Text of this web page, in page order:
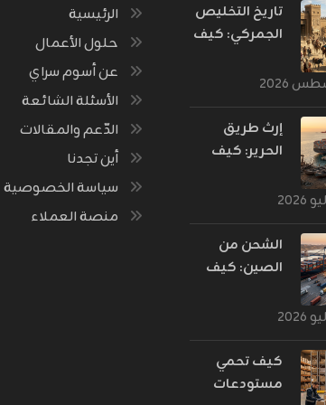
تاريخ التخليص
الجمركي: كيف
حراسة الثروات
عبر الحدود؟
إرث طريق
الحرير: كيف
التجارة القديمة
إلى أسطول
يغذي العالم؟
الشحن من
الصين: كيف
الشرق إلى
الشريان
اللوجستي
للتجارة
كيف تحمي
مستودعات
الرئيسية
حلول الأعمال
عن أسوم سراي
الأسئلة الشائعة
الدّعم والمقالات
أين تجدنا
سياسة الخصوصية
منصة العملاء